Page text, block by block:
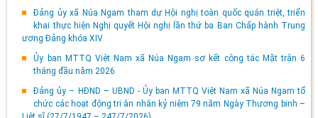
Đảng ủy xã Núa Ngam tham dự Hội nghị toàn quốc quán triệt, triển
khai thực hiện Nghị quyết Hội nghị lần thứ ba Ban Chấp hành Trung
ương Đảng khóa XIV
Ủy ban MTTQ Việt Nam xã Núa Ngam sơ kết công tác Mặt trận 6
tháng đầu năm 2026
Đảng ủy – HĐND – UBND - Ủy ban MTTQ Việt Nam xã Núa Ngam tổ
chức các hoạt động tri ân nhân kỷ niệm 79 năm Ngày Thương binh –